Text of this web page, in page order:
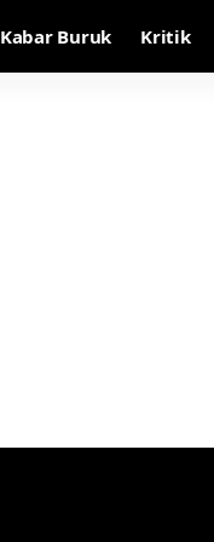
Kabar Buruk Kritik